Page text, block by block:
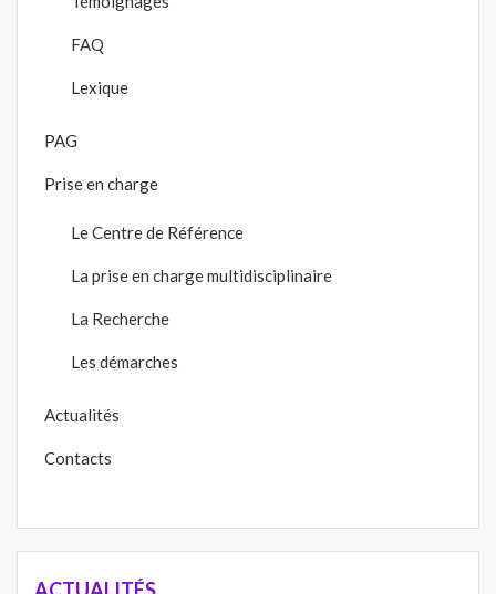
FAQ
Lexique
PAG
Prise en charge
Le Centre de Référence
La prise en charge multidisciplinaire
La Recherche
Les démarches
Actualités
Contacts